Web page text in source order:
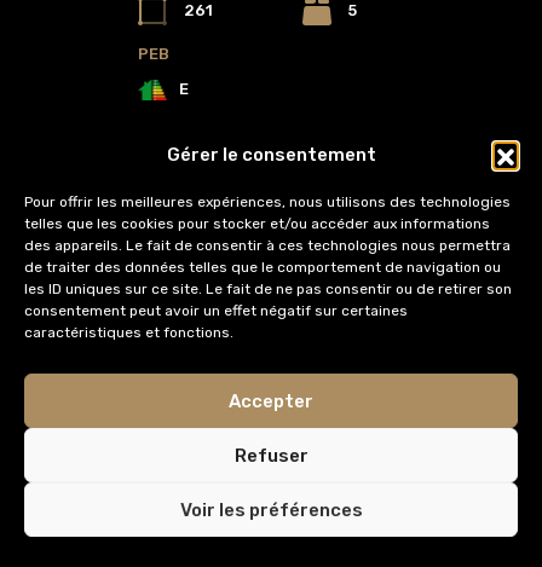
Gérer le consentement
Pour offrir les meilleures expériences, nous utilisons des technologies
telles que les cookies pour stocker et/ou accéder aux informations
des appareils. Le fait de consentir à ces technologies nous permettra
de traiter des données telles que le comportement de navigation ou
les ID uniques sur ce site. Le fait de ne pas consentir ou de retirer son
consentement peut avoir un effet négatif sur certaines
caractéristiques et fonctions.
Accepter
Refuser
Voir les préférences
261 5
PEB
E
A vendre
1
Terrain à bâtir